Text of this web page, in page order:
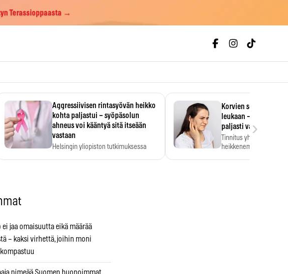
Terassioppaasta →
Aggressiivisen rintasyövän heikko
kohta paljastui – syöpäsolun
ahneus voi kääntyä sitä itseään
vastaan
Helsingin yliopiston tutkimuksessa
Korvien soiminen
leukaan – 47 349
paljasti vahvan
Tinnitus yhdistetään
heikkenemiseen.
›
ei jaa omaisuutta eikä määrää
– kaksi virhettä, joihin moni